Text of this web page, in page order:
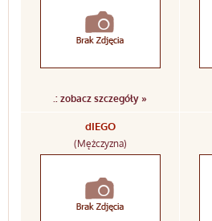
.: zobacz szczegóły »
dIEGO
(Mężczyzna)